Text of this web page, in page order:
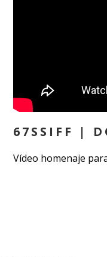
67SSIFF |
Vídeo homenaje